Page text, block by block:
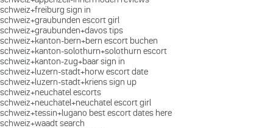
schweiz+freiburg sign in
schweiz+graubunden escort girl
schweiz+graubunden+davos tips
schweiz+kanton-bern+bern escort buchen
schweiz+kanton-solothurn+solothurn escort
schweiz+kanton-zug+baar sign in
schweiz+luzern-stadt+horw escort date
schweiz+luzern-stadt+kriens sign up
schweiz+neuchatel escorts
schweiz+neuchatel+neuchatel escort girl
schweiz+tessin+lugano best escort dates here
schweiz+waadt search